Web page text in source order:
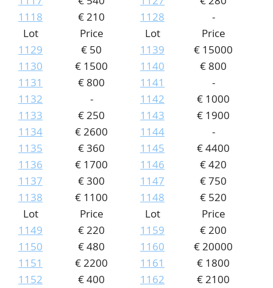
1118
€ 210
1128
-
Lot
Price
1129
€ 50
1130
€ 1500
1131
€ 800
1132
-
1133
€ 250
1134
€ 2600
1135
€ 360
1136
€ 1700
1137
€ 300
1138
€ 1100
Lot
Price
1139
€ 15000
1140
€ 800
1141
-
1142
€ 1000
1143
€ 1900
1144
-
1145
€ 4400
1146
€ 420
1147
€ 750
1148
€ 520
Lot
Price
1149
€ 220
1150
€ 480
1151
€ 2200
1152
€ 400
Lot
Price
1159
€ 200
1160
€ 20000
1161
€ 1800
1162
€ 2100